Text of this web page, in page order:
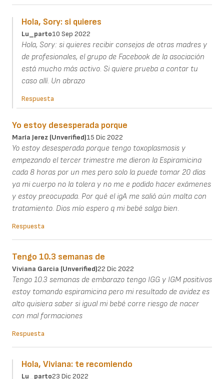
Hola, Sory: si quieres
Lu_parto10 Sep 2022
Hola, Sory: si quieres recibir consejos de otras madres y
de profesionales, el grupo de Facebook de la asociación
está mucho más activo. Si quiere prueba a contar tu
caso allí. Un abrazo
Respuesta
Yo estoy desesperada porque
María Jerez (unverified)15 Dic 2022
Yo estoy desesperada porque tengo toxoplasmosis y
empezando el tercer trimestre me dieron la Espiramicina
cada 8 horas por un mes pero solo la puede tomar 20 días
ya mi cuerpo no la tolera y no me e podido hacer exámenes
y estoy preocupada. Por qué el igA me salió aún malta con
tratamiento. Dios mío espero q mi bebé salga bien.
Respuesta
Tengo 10.3 semanas de
Viviana Garcia (unverified)22 Dic 2022
Tengo 10.3 semanas de embarazo tengo IGG y IGM positivos
estoy tomando espiramicina pero mi resultado de avidez es
alto quisiera saber si igual mi bebé corre riesgo de nacer
con mal formaciones
Respuesta
Hola, Viviana: te recomiendo
Lu_parto23 Dic 2022